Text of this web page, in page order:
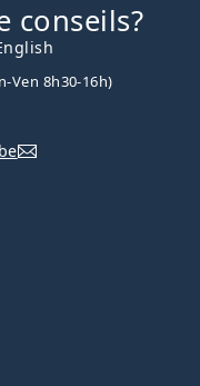
conseils?
Ven 8h30-16h)